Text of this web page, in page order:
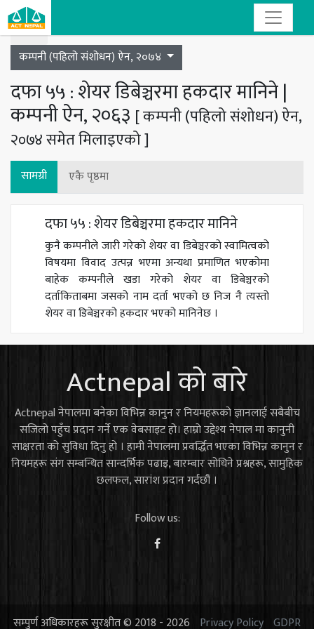
Toggle navigation
कम्पनी (पहिलो संशोधन) ऐन, २०७४
दफा ५५ : शेयर डिबेञ्चरमा हकदार मानिने |
कम्पनी ऐन, २०६३ [ कम्पनी (पहिलो संशोधन) ऐन,
२०७४ समेत मिलाइएको ]
सामग्री एकै पृष्ठमा
दफा ५५ : शेयर डिबेञ्चरमा हकदार मानिने
कुनै कम्पनीले जारी गरेको शेयर वा डिबेञ्चरको स्वामित्वको
विषयमा विवाद उत्पन्न भएमा अन्यथा प्रमाणित भएकोमा
बाहेक कम्पनीले खडा गरेको शेयर वा डिबेञ्चरको
दर्ताकिताबमा जसको नाम दर्ता भएको छ निज नै त्यस्तो
शेयर वा डिबेञ्चरको हकदार भएको मानिनेछ ।
Actnepal को बारे
Actnepal नेपालमा बनेका विभिन्न कानुन र नियमहरूको ज्ञानलाई सबैबीच
सजिलो पहुँच प्रदान गर्ने एक वेबसाइट हो। हाम्रो उद्देश्य नेपाल मा कानुनी
साक्षरता को सुविधा दिनु हो । हामी नेपालमा प्रवर्द्धित भएका विभिन्न कानुन र
नियमहरू संग सम्बन्धित सान्दर्भिक पढाइ, बारम्बार सोधिने प्रश्नहरू, सामुहिक
छलफल, सारांश प्रदान गर्दछौं ।
Follow us:
सम्पुर्ण अधिकारहरू सुरक्षीत © 2018 - 2026 Privacy Policy GDPR